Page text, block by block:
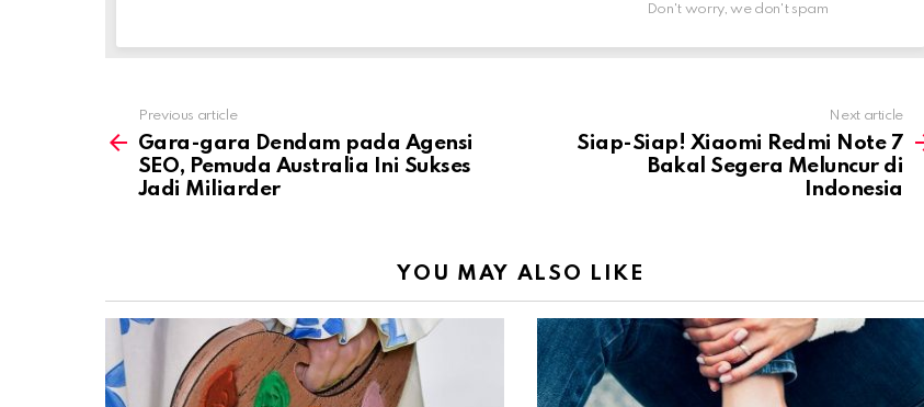
Don't worry, we don't spam
more
Previous article
Gara-gara Dendam pada Agensi
SEO, Pemuda Australia Ini Sukses
Jadi Miliarder
Next article
Siap-Siap! Xiaomi Redmi Note 7
Bakal Segera Meluncur di
Indonesia
YOU MAY ALSO LIKE